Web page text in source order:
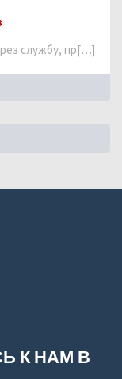
службу, пр[…]
К НАМ В